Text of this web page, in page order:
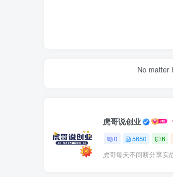
No matter
虎哥说创业
0 5650 6
虎哥每天不间断分享实